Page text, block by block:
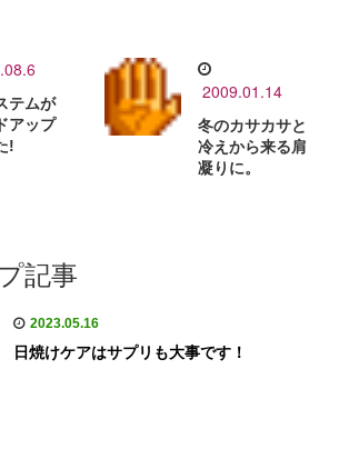
テムが
アップ
!
2009.01.14
冬のカサカサと
冷えから来る肩
凝りに。
記事
2023.05.16
日焼けケアはサプリも大事です！